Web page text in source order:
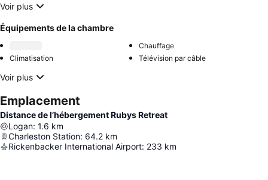
Voir plus
Équipements de la chambre
Chauffage
Climatisation
Télévision par câble
Voir plus
Emplacement
Distance de l’hébergement Rubys Retreat
Logan: 1.6 km
Charleston Station: 64.2 km
Rickenbacker International Airport: 233 km